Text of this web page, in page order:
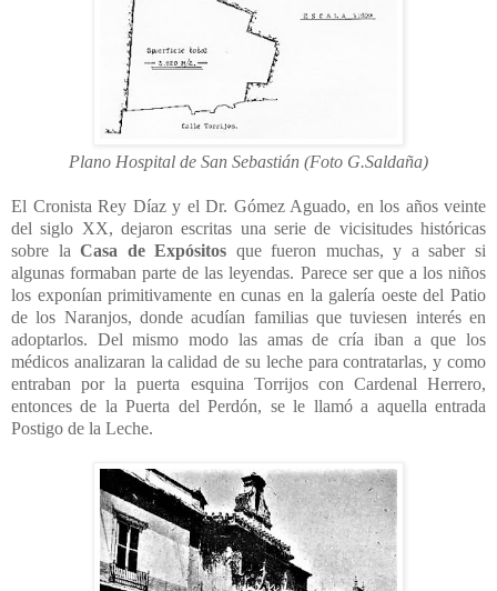
Plano Hospital de San Sebastián (Foto G.Saldaña)
El Cronista Rey Díaz y el Dr. Gómez Aguado, en los años veinte
del siglo XX, dejaron escritas una serie de vicisitudes históricas
sobre laCasa de Expósitos que fueron muchas, y a saber si
algunas formaban parte de las leyendas. Parece ser que a los niños
los exponían primitivamente en cunas en la galería oeste del Patio
de los Naranjos, donde acudían familias que tuviesen interés en
adoptarlos. Del mismo modo las amas de cría iban a que los
médicos analizaran la calidad de su leche para contratarlas, y como
entraban por la puerta esquina Torrijos con Cardenal Herrero,
entonces de la Puerta del Perdón, se le llamó a aquella entrada
Postigo de la Leche.